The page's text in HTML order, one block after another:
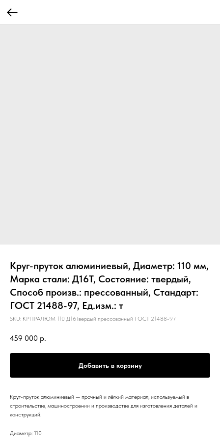
Круг-пруток алюминиевый, Диаметр: 110 мм,
Марка стали: Д16Т, Состояние: твердый,
Способ произв.: прессованный, Стандарт:
ГОСТ 21488-97, Ед.изм.: т
SKU: КРПРАЛЮМ 110 Д16Твердый прессованный ГОСТ 21488-97
459 000 р.
Добавить в корзину
Круг-пруток алюминиевый — прочный и лёгкий материал, используемый в
строительстве, машиностроении и производстве для изготовления деталей и
конструкций.
Диаметр: 110